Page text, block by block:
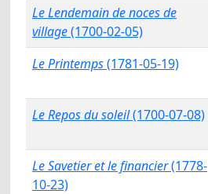
Le Lendemain de noces de
village(1700-02-05)
Le Printemps(1781-05-19)
Le Repos du soleil(1700-07-08)
Le Savetier et le financier(1778-
10-23)